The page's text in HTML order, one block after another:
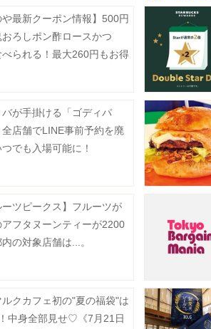
や最新クーポン情報】500円
おろしポン酢ロースかつ
られる！最大260円もお得
バが手掛ける「ゴディパ
全店舗でLINE事前予約を廃
つでも入場可能に！
ーツピークス】フルーツが
アフタヌーンティーが2200
の対象店舗は...。
クカフェ初の"夏の福袋"は
中身全部見せ♡《7月21日